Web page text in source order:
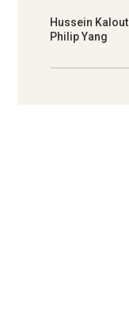
Hussein Kalout
Philip Yang